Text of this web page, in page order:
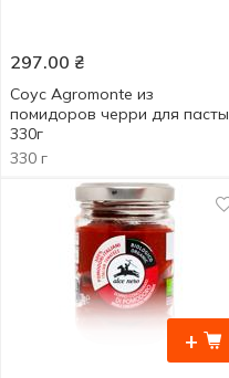
297.00 ₴
Соус Agromonte из
помидоров черри для пасты
330г
330 г
+